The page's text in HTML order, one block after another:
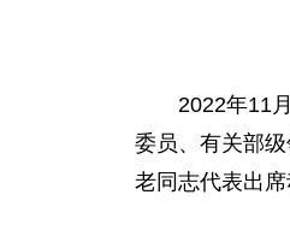
2022年11
委员、有关部
老同志代表出